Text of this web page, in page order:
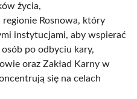
życia,
Rosnowa, który
instytucjami, aby wspierać
po odbyciu kary,
oraz Zakład Karny w
się na celach